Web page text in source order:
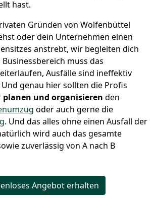
hast.
Gründen von Wolfenbüttel
oder dein Unternehmen einen
anstrebt, wir begleiten dich
muss das
Ausfälle sind ineffektiv
genau hier sollten die Profis
planen und organisieren den
oder auch gerne die
. Und das alles ohne einen Ausfall der
wird auch das gesamte
zuverlässig von A nach B
Angebot erhalten